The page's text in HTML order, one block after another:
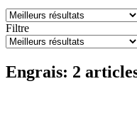
Filtre
Engrais: 2